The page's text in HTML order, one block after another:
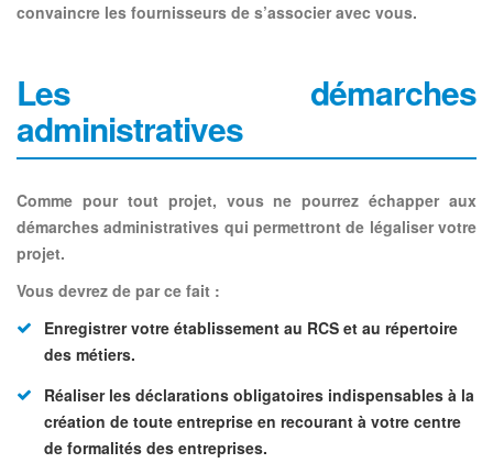
convaincre les fournisseurs de s’associer avec vous.
Les démarches
administratives
Comme pour tout projet, vous ne pourrez échapper aux
démarches administratives qui permettront de légaliser votre
projet.
Vous devrez de par ce fait :
Enregistrer votre établissement au RCS et au répertoire
des métiers.
Réaliser les déclarations obligatoires indispensables à la
création de toute entreprise en recourant à votre centre
de formalités des entreprises.